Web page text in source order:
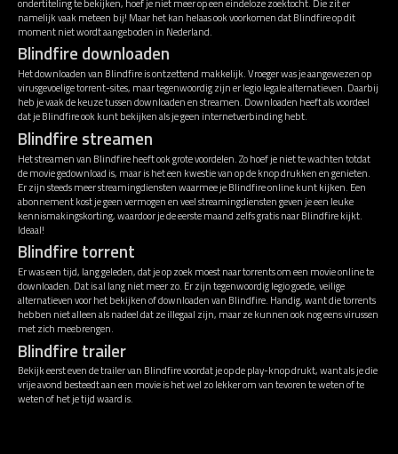
namelijk vaak meteen bij! Maar het kan helaas ook voorkomen dat Blindfire op dit
moment niet wordt aangeboden in Nederland.
Blindfire downloaden
Het downloaden van Blindfire is ontzettend makkelijk. Vroeger was je aangewezen op
virusgevoelige torrent-sites, maar tegenwoordig zijn er legio legale alternatieven. Daarbij
heb je vaak de keuze tussen downloaden en streamen. Downloaden heeft als voordeel
dat je Blindfire ook kunt bekijken als je geen internetverbinding hebt.
Blindfire streamen
Het streamen van Blindfire heeft ook grote voordelen. Zo hoef je niet te wachten totdat
de movie gedownload is, maar is het een kwestie van op de knop drukken en genieten.
Er zijn steeds meer streamingdiensten waarmee je Blindfire online kunt kijken. Een
abonnement kost je geen vermogen en veel streamingdiensten geven je een leuke
kennismakingskorting, waardoor je de eerste maand zelfs gratis naar Blindfire kijkt.
Ideaal!
Blindfire torrent
Er was een tijd, lang geleden, dat je op zoek moest naar torrents om een movie online te
downloaden. Dat is al lang niet meer zo. Er zijn tegenwoordig legio goede, veilige
alternatieven voor het bekijken of downloaden van Blindfire. Handig, want die torrents
hebben niet alleen als nadeel dat ze illegaal zijn, maar ze kunnen ook nog eens virussen
met zich meebrengen.
Blindfire trailer
Bekijk eerst even de trailer van Blindfire voordat je op de play-knop drukt, want als je die
vrije avond besteedt aan een movie is het wel zo lekker om van tevoren te weten of te
weten of het je tijd waard is.